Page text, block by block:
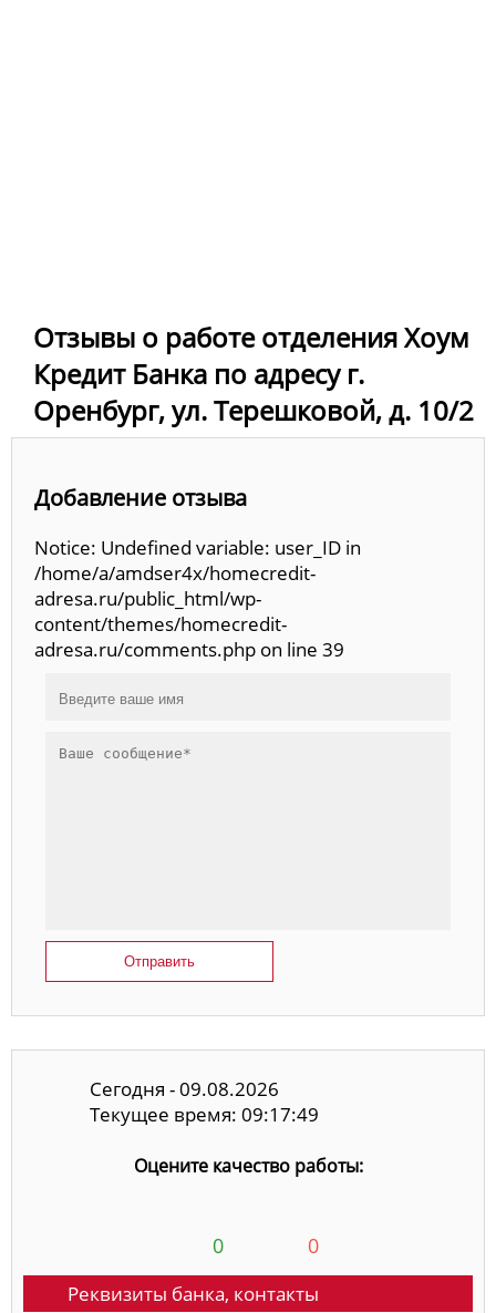
Отзывы о работе отделения Хоум
Кредит Банка по адресу г.
Оренбург, ул. Терешковой, д. 10/2
Добавление отзыва
Notice: Undefined variable: user_ID in
/home/a/amdser4x/homecredit-
adresa.ru/public_html/wp-
content/themes/homecredit-
adresa.ru/comments.php on line 39
Отправить
Сегодня - 09.08.2026
Текущее время: 09:17:50
Оцените качество работы:
0 0
Реквизиты банка, контакты